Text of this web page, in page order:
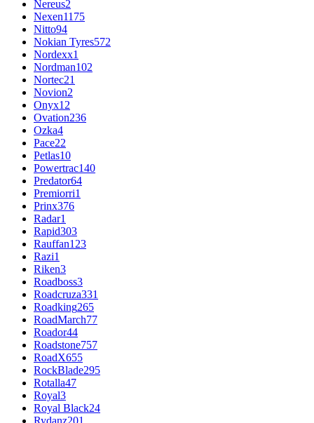
Nereus2
Nexen1175
Nitto94
Nokian Tyres572
Nordexx1
Nordman102
Nortec21
Novion2
Onyx12
Ovation236
Ozka4
Pace22
Petlas10
Powertrac140
Predator64
Premiorri1
Prinx376
Radar1
Rapid303
Rauffan123
Razi1
Riken3
Roadboss3
Roadcruza331
Roadking265
RoadMarch77
Roador44
Roadstone757
RoadX655
RockBlade295
Rotalla47
Royal3
Royal Black24
Rydanz201